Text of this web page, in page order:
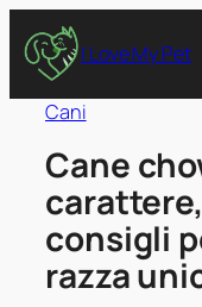
I Love My Pet
Cani
Cane
consigli
razza